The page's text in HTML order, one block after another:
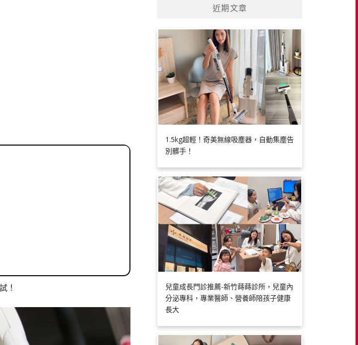
！
近期文章
1.5kg超輕！奇美無線吸塵器，自動集塵告
別髒手！
兒童成長門診推薦-新竹蒔蒔診所，兒童內
分泌專科，專業醫師、營養師陪孩子健康
長大